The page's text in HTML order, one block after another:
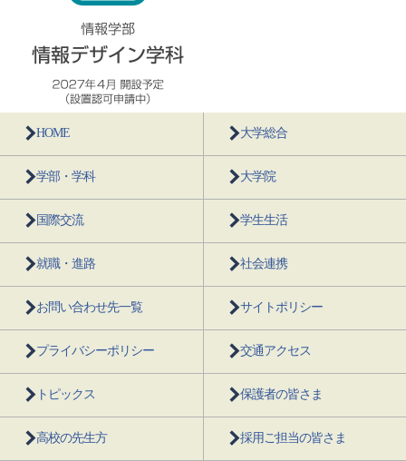
HOME 大学総合
学部・学科 大学院
国際交流 学生生活
就職・進路 社会連携
お問い合わせ先一覧 サイトポリシー
プライバシーポリシー 交通アクセス
トピックス 保護者の皆さま
高校の先生方 採用ご担当の皆さま